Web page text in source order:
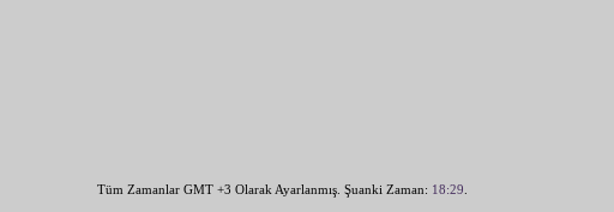
Tüm Zamanlar GMT +3 Olarak Ayarlanmış. Şuanki Zaman: 18:29